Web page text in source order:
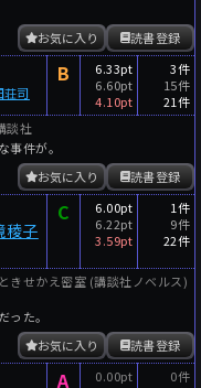
読書登録
お気に入り
荘司
B
6.33pt
6.60pt
4.10pt
3件
15件
21件
談社
事件が。
読書登録
お気に入り
稜子
C
6.00pt
6.22pt
3.59pt
1件
9件
22件
せかえ密室 (講談社ノベルス)
た。
読書登録
お気に入り
A
0.00pt
0件